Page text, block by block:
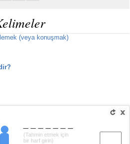
(veya konuşmak)
(Tahmin etmek için
bir harf girin)